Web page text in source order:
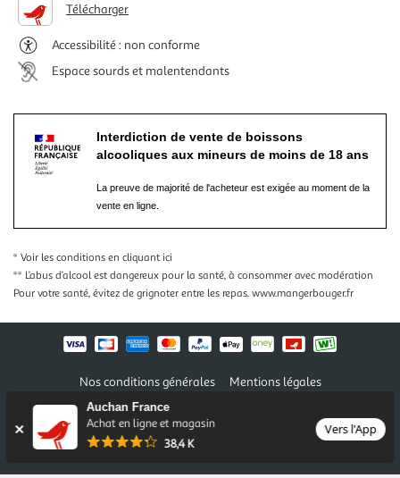
Auchan France
Achat en ligne et magasin
38,4 K
Vers l'App
Télécharger
Accessibilité : non conforme
Espace sourds et malentendants
Interdiction de vente de boissons
alcooliques aux mineurs de moins de 18 ans
La preuve de majorité de l'acheteur est exigée au moment de la
vente en ligne.
* Voir les conditions en cliquant ici
** L’abus d’alcool est dangereux pour la santé, à consommer avec modération
Pour votre santé, évitez de grignoter entre les repas. www.mangerbouger.fr
Nos conditions générales
Mentions légales
Conditions des offres et promotions
Politique de confidentialité
Informations légales marketplace